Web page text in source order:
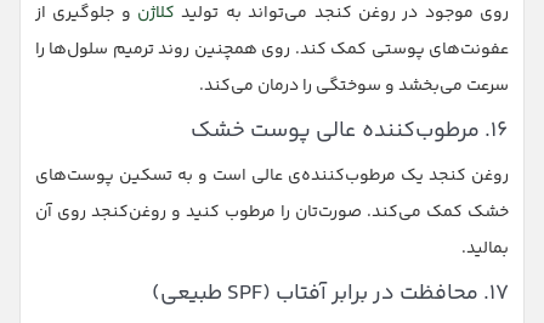
روی موجود در روغن کنجد می‌تواند به تولید کلاژن و جلوگیری از
عفونت‌های پوستی کمک کند. روی همچنین روند ترمیم سلول‌ها را
سرعت می‌بخشد و سوختگی را درمان می‌کند.
۱۶. مرطوب‌کننده عالی پوست خشک
روغن کنجد یک مرطوب‌کننده‌ی عالی است و به تسکین پوست‌های
خشک کمک می‌کند. صورت‌تان را مرطوب کنید و روغن‌کنجد روی آن
بمالید.
۱۷. محافظت در برابر آفتاب (SPF طبیعی)